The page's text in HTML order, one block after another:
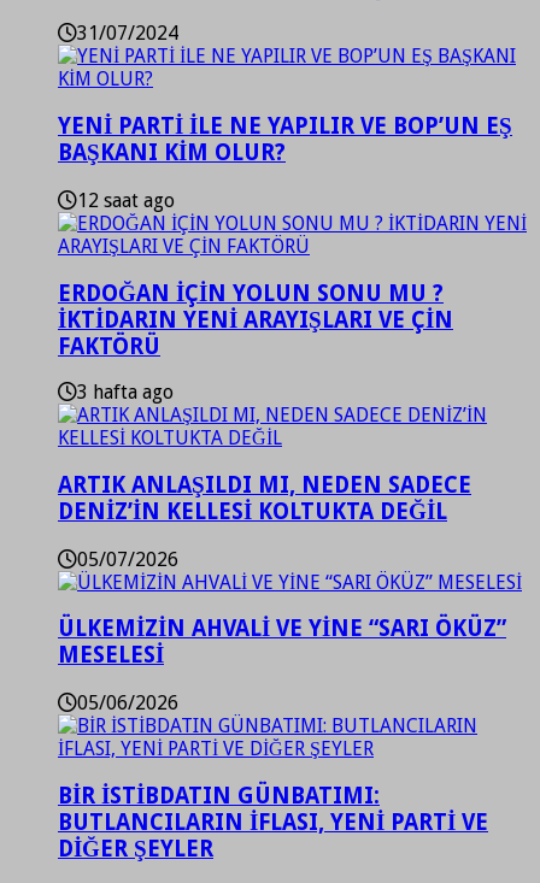
31/07/2024
YENİ PARTİ İLE NE YAPILIR VE BOP’UN EŞ
BAŞKANI KİM OLUR?
12 saat ago
ERDOĞAN İÇİN YOLUN SONU MU ?
İKTİDARIN YENİ ARAYIŞLARI VE ÇİN
FAKTÖRÜ
3 hafta ago
ARTIK ANLAŞILDI MI, NEDEN SADECE
DENİZ’İN KELLESİ KOLTUKTA DEĞİL
05/07/2026
ÜLKEMİZİN AHVALİ VE YİNE “SARI ÖKÜZ”
MESELESİ
05/06/2026
BİR İSTİBDATIN GÜNBATIMI:
BUTLANCILARIN İFLASI, YENİ PARTİ VE
DİĞER ŞEYLER